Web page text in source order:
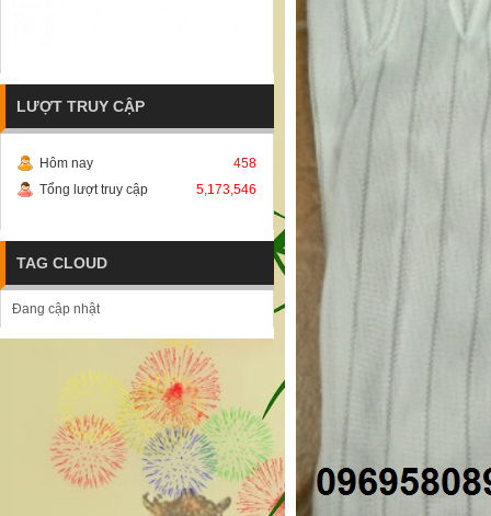
LƯỢT TRUY CẬP
Hôm nay
458
Tổng lượt truy cập
5,173,546
TAG CLOUD
Đang cập nhật